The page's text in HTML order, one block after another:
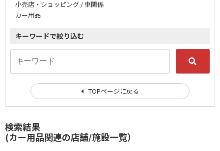
検索結果
(カー用品関連の店舗/施設一覧）
小売店・ショッピング / 車関係
カー用品
キーワードで絞り込む
TOPページに戻る